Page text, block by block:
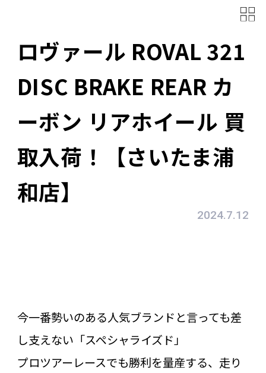
ロヴァール ROVAL 321
DISC BRAKE REAR カ
ーボン リアホイール 買
取入荷！【さいたま浦
和店】
2024.7.12
今一番勢いのある人気ブランドと言っても差
し支えない「スペシャライズド」
プロツアーレースでも勝利を量産する、走り